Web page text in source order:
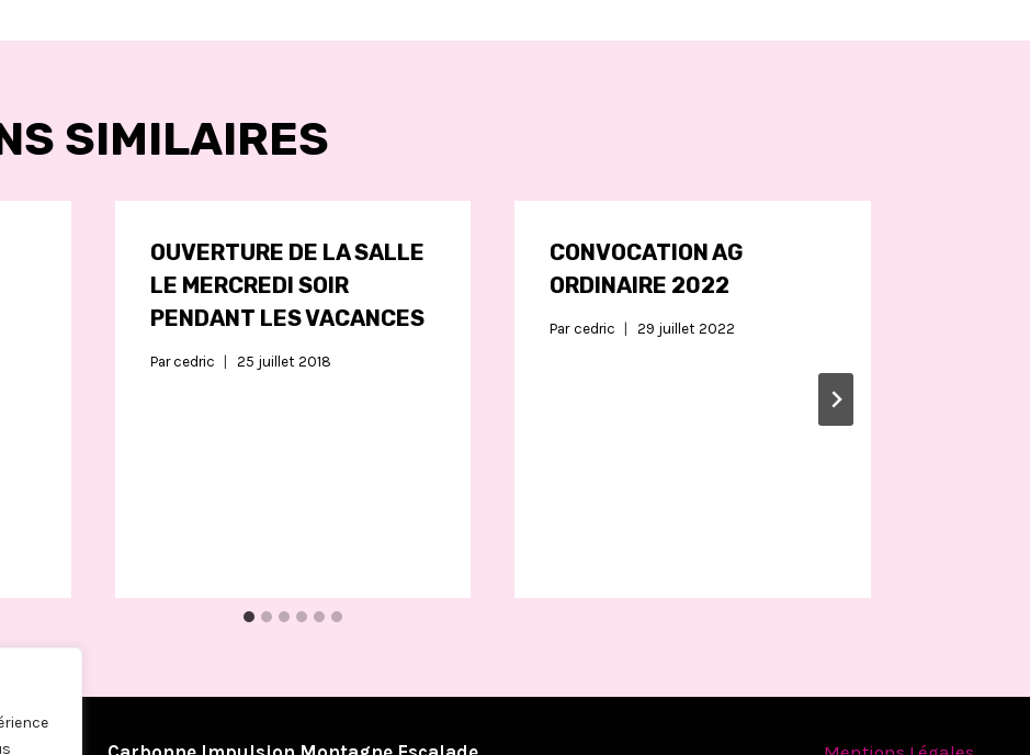
SIMILAIRES
OUVERTURE DE LA SALLE
LE MERCREDI SOIR
PENDANT LES VACANCES
Par cedric 25 juillet 2018
CONVOCATION AG
ORDINAIRE 2022
Par cedric 29 juillet 2022